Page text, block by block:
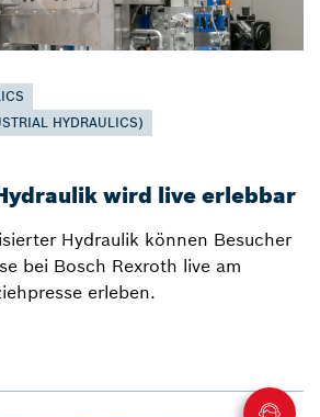
HYDRAULICS)
wird live erlebbar
Hydraulik können Besucher
bei Bosch Rexroth live am
erleben.